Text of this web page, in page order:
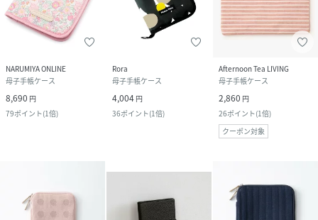
NARUMIYA ONLINE
母子手帳ケース
8,690 円
79ポイント(1倍)
Rora
母子手帳ケース
4,004 円
36ポイント(1倍)
Afternoon Tea LIVING
母子手帳ケース
2,860 円
26ポイント(1倍)
クーポン対象